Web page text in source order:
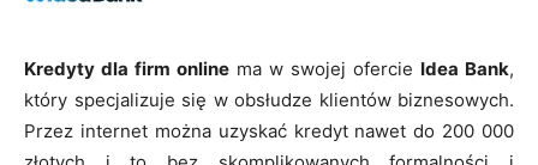
Kredyty dla firm online ma w swojej ofercie Idea Bank,
który specjalizuje się w obsłudze klientów biznesowych.
Przez internet można uzyskać kredyt nawet do 200 000